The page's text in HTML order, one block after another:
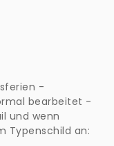
-
bearbeitet -
und wenn
Typenschild an: